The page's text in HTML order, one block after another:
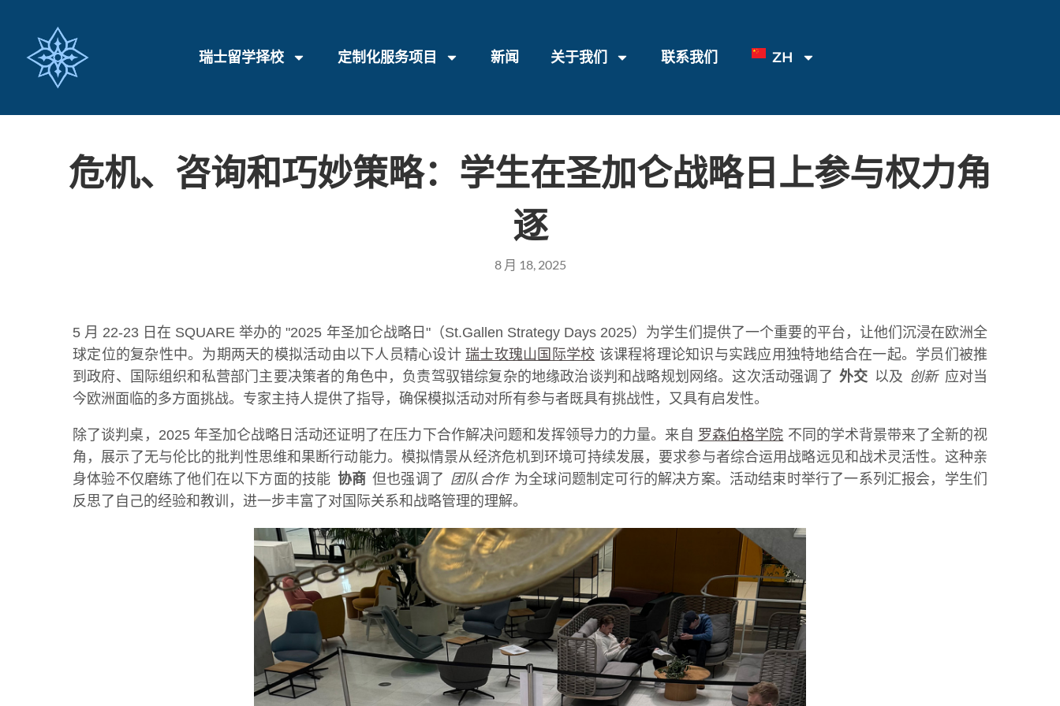
瑞士留学择校 定制化服务项目 新闻 关于我们 联系我们 ZH
危机、咨询和巧妙策略：学生在圣加仑战略日上参与权力角
逐
8 月 18, 2025
5 月 22-23 日在 SQUARE 举办的 "2025 年圣加仑战略日"（St.Gallen Strategy Days 2025）为学生们提供了一个重要的平台，让他们沉浸在欧洲全
球定位的复杂性中。为期两天的模拟活动由以下人员精心设计 瑞士玫瑰山国际学校 该课程将理论知识与实践应用独特地结合在一起。学员们被推
到政府、国际组织和私营部门主要决策者的角色中，负责驾驭错综复杂的地缘政治谈判和战略规划网络。这次活动强调了 外交 以及 创新 应对当
今欧洲面临的多方面挑战。专家主持人提供了指导，确保模拟活动对所有参与者既具有挑战性，又具有启发性。
除了谈判桌，2025 年圣加仑战略日活动还证明了在压力下合作解决问题和发挥领导力的力量。来自 罗森伯格学院 不同的学术背景带来了全新的视
角，展示了无与伦比的批判性思维和果断行动能力。模拟情景从经济危机到环境可持续发展，要求参与者综合运用战略远见和战术灵活性。这种亲
身体验不仅磨练了他们在以下方面的技能 协商 但也强调了 团队合作为全球问题制定可行的解决方案。活动结束时举行了一系列汇报会，学生们
反思了自己的经验和教训，进一步丰富了对国际关系和战略管理的理解。